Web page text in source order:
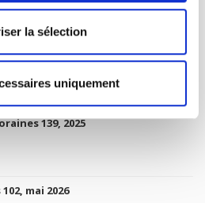
la sélection
uniquement
sociologie 66 3/4, juillet-décembre
139, 2025
mai 2026